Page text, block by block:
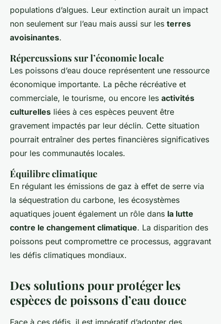
populations d’algues. Leur extinction aurait un impact
non seulement sur l’eau mais aussi sur les terres
avoisinantes.
Répercussions sur l’économie locale
Les poissons d’eau douce représentent une ressource
économique importante. La pêche récréative et
commerciale, le tourisme, ou encore les activités
culturelles liées à ces espèces peuvent être
gravement impactés par leur déclin. Cette situation
pourrait entraîner des pertes financières significatives
pour les communautés locales.
Équilibre climatique
En régulant les émissions de gaz à effet de serre via
la séquestration du carbone, les écosystèmes
aquatiques jouent également un rôle dans la lutte
contre le changement climatique. La disparition des
poissons peut compromettre ce processus, aggravant
les défis climatiques mondiaux.
Des solutions pour protéger les
espèces de poissons d’eau douce
Face à ces défis, il est impératif d’adopter des